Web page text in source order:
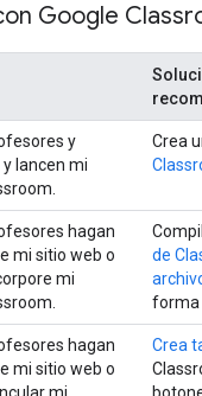
Google
y
lancen mi
Crea
hagan
mi sitio web o
mi
de
forma
hagan
mi sitio web o
Crea